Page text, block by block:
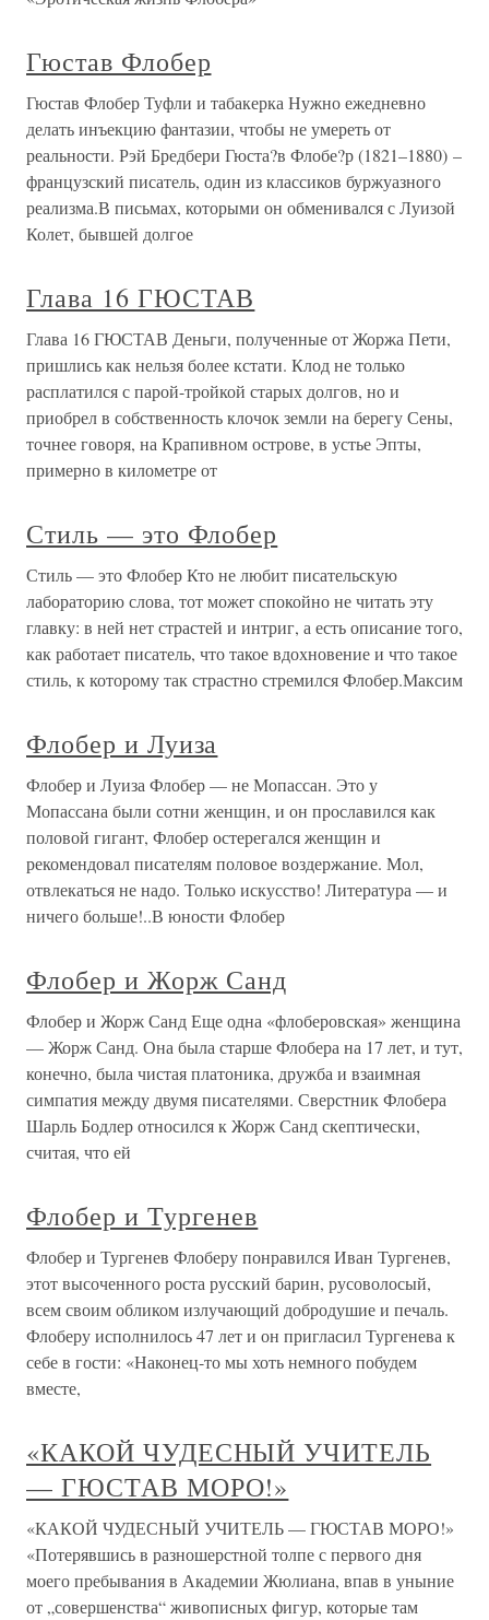
Гюстав Флобер
Гюстав Флобер Туфли и табакерка Нужно ежедневно
делать инъекцию фантазии, чтобы не умереть от
реальности. Рэй Бредбери Гюста?в Флобе?р (1821–1880) –
французский писатель, один из классиков буржуазного
реализма.В письмах, которыми он обменивался с Луизой
Колет, бывшей долгое
Глава 16 ГЮСТАВ
Глава 16 ГЮСТАВ Деньги, полученные от Жоржа Пети,
пришлись как нельзя более кстати. Клод не только
расплатился с парой-тройкой старых долгов, но и
приобрел в собственность клочок земли на берегу Сены,
точнее говоря, на Крапивном острове, в устье Эпты,
примерно в километре от
Стиль — это Флобер
Стиль — это Флобер Кто не любит писательскую
лабораторию слова, тот может спокойно не читать эту
главку: в ней нет страстей и интриг, а есть описание того,
как работает писатель, что такое вдохновение и что такое
стиль, к которому так страстно стремился Флобер.Максим
Флобер и Луиза
Флобер и Луиза Флобер — не Мопассан. Это у
Мопассана были сотни женщин, и он прославился как
половой гигант, Флобер остерегался женщин и
рекомендовал писателям половое воздержание. Мол,
отвлекаться не надо. Только искусство! Литература — и
ничего больше!..В юности Флобер
Флобер и Жорж Санд
Флобер и Жорж Санд Еще одна «флоберовская» женщина
— Жорж Санд. Она была старше Флобера на 17 лет, и тут,
конечно, была чистая платоника, дружба и взаимная
симпатия между двумя писателями. Сверстник Флобера
Шарль Бодлер относился к Жорж Санд скептически,
считая, что ей
Флобер и Тургенев
Флобер и Тургенев Флоберу понравился Иван Тургенев,
этот высоченного роста русский барин, русоволосый,
всем своим обликом излучающий добродушие и печаль.
Флоберу исполнилось 47 лет и он пригласил Тургенева к
себе в гости: «Наконец-то мы хоть немного побудем
вместе,
«КАКОЙ ЧУДЕСНЫЙ УЧИТЕЛЬ
— ГЮСТАВ МОРО!»
«КАКОЙ ЧУДЕСНЫЙ УЧИТЕЛЬ — ГЮСТАВ МОРО!»
«Потерявшись в разношерстной толпе с первого дня
моего пребывания в Академии Жюлиана, впав в уныние
от „совершенства“ живописных фигур, которые там